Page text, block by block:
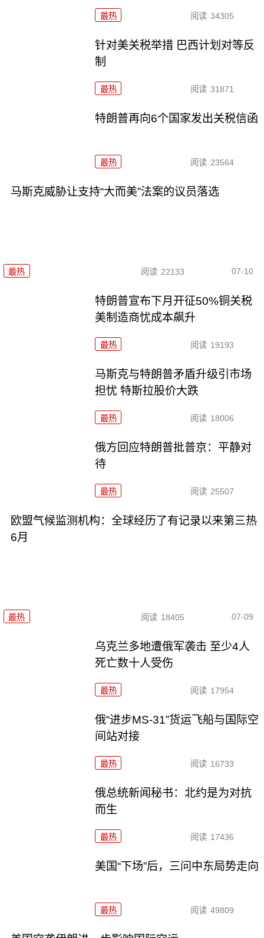
最热 阅读 34305
针对美关税举措 巴西计划对等反
制
最热 阅读 31871
特朗普再向6个国家发出关税信函
最热 阅读 23564
马斯克威胁让支持“大而美”法案的议员落选
最热 阅读 22133 07-10
特朗普宣布下月开征50%铜关税
美制造商忧成本飙升
最热 阅读 19193
马斯克与特朗普矛盾升级引市场
担忧 特斯拉股价大跌
最热 阅读 18006
俄方回应特朗普批普京：平静对
待
最热 阅读 25507
欧盟气候监测机构：全球经历了有记录以来第三热
6月
最热 阅读 18405 07-09
乌克兰多地遭俄军袭击 至少4人
死亡数十人受伤
最热 阅读 17954
俄“进步MS-31”货运飞船与国际空
间站对接
最热 阅读 16733
俄总统新闻秘书：北约是为对抗
而生
最热 阅读 17436
美国“下场”后，三问中东局势走向
最热 阅读 49809